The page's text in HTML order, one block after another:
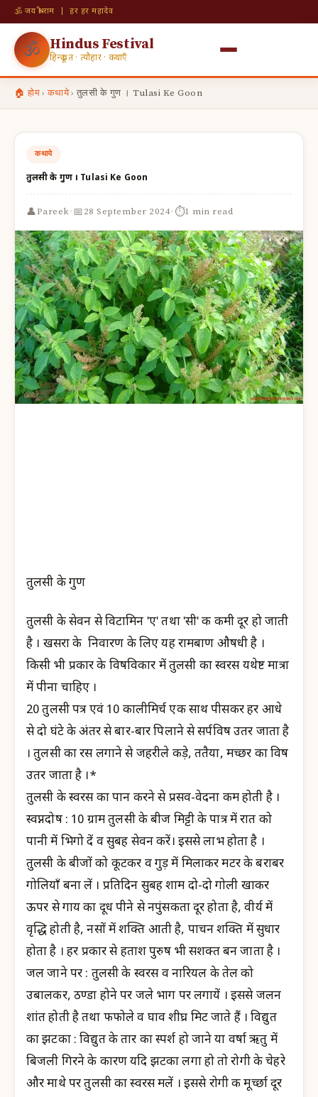
🕉 जय श्री राम | हर हर महादेव
🕉 Hindus Festival
हिन्दू व्रत · त्यौहार · कथाएँ
🏠 होम› कथाये› तुलसी के गुण । Tulasi Ke Goon
कथाये
तुलसी के गुण । Tulasi Ke Goon
👤Pareek·📅28 September 2024·⏱1 min read
तुलसी के गुण
तुलसी के सेवन से विटामिन ʹएʹ तथा ʹसीʹ की कमी दूर हो जाती
है । खसरा के निवारण के लिए यह रामबाण औषधी है ।
किसी भी प्रकार के विषविकार में तुलसी का स्वरस यथेष्ट मात्रा
में पीना चाहिए ।
20 तुलसी पत्र एवं 10 कालीमिर्च एक साथ पीसकर हर आधे
से दो घंटे के अंतर से बार-बार पिलाने से सर्पविष उतर जाता है
। तुलसी का रस लगाने से जहरीले कीड़े, ततैया, मच्छर का विष
उतर जाता है ।*
तुलसी के स्वरस का पान करने से प्रसव-वेदना कम होती है ।
स्वप्नदोष : 10 ग्राम तुलसी के बीज मिट्टी के पात्र में रात को
पानी में भिगो दें व सुबह सेवन करें। इससे लाभ होता है ।
तुलसी के बीजों को कूटकर व गुड़ में मिलाकर मटर के बराबर
गोलियाँ बना लें । प्रतिदिन सुबह शाम दो-दो गोली खाकर
ऊपर से गाय का दूध पीने से नपुंसकता दूर होता है, वीर्य में
वृद्धि होती है, नसों में शक्ति आती है, पाचन शक्ति में सुधार
होता है । हर प्रकार से हताश पुरुष भी सशक्त बन जाता है ।
जल जाने पर : तुलसी के स्वरस व नारियल के तेल को
उबालकर, ठण्डा होने पर जले भाग पर लगायें । इससे जलन
शांत होती है तथा फफोले व घाव शीघ्र मिट जाते हैं । विद्युत
का झटका : विद्युत के तार का स्पर्श हो जाने या वर्षा ऋतु में
बिजली गिरने के कारण यदि झटका लगा हो तो रोगी के चेहरे
और माथे पर तुलसी का स्वरस मलें । इससे रोगी की मूर्च्छा दूर